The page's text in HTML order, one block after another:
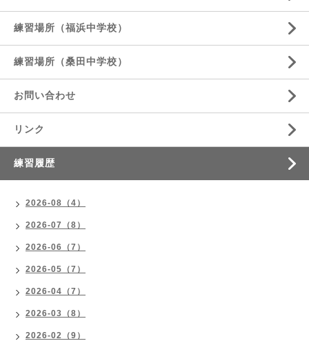
練習場所（福浜中学校）
練習場所（桑田中学校）
お問い合わせ
リンク
練習履歴
2026-08（4）
2026-07（8）
2026-06（7）
2026-05（7）
2026-04（7）
2026-03（8）
2026-02（9）